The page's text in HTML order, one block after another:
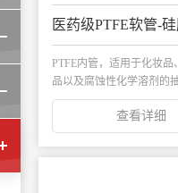
PTFE内管，适用于化妆品
品以及腐蚀性化学溶剂的
送。...
查看详细